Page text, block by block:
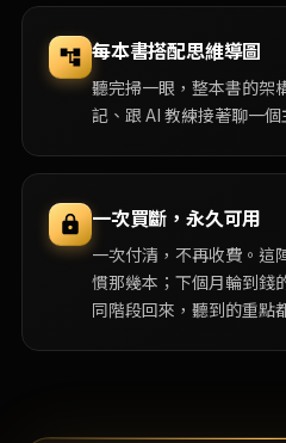
每本書搭配思維導圖
聽完掃一眼，整本書的架
記、跟 AI 教練接著聊一個
一次買斷，永久可用
一次付清，不再收費。這
慣那幾本；下個月輪到錢
同階段回來，聽到的重點